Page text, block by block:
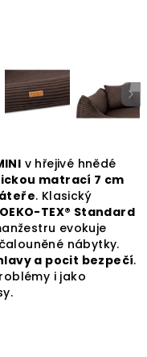
v hřejivé hnědé
matrací 7 cm
. Klasický
TEX® Standard
evokuje
nábytky.
a pocit bezpečí.
i jako